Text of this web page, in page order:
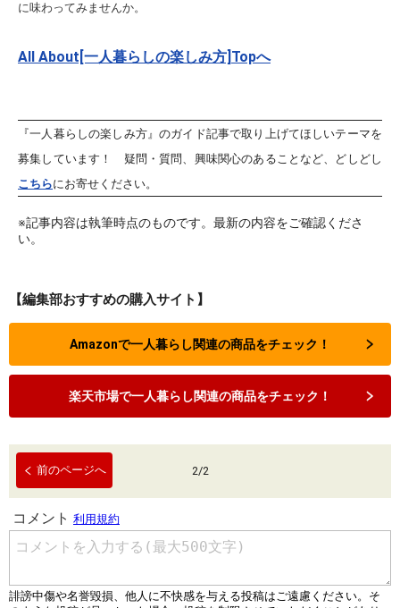
に味わってみませんか。
All About[一人暮らしの楽しみ方]Topへ
『一人暮らしの楽しみ方』のガイド記事で取り上げてほしいテーマを
募集しています！ 疑問・質問、興味関心のあることなど、どしどし
こちらにお寄せください。
※記事内容は執筆時点のものです。最新の内容をご確認くださ
い。
【編集部おすすめの購入サイト】
Amazonで一人暮らし関連の商品をチェック！
楽天市場で一人暮らし関連の商品をチェック！
前のページへ 2/2